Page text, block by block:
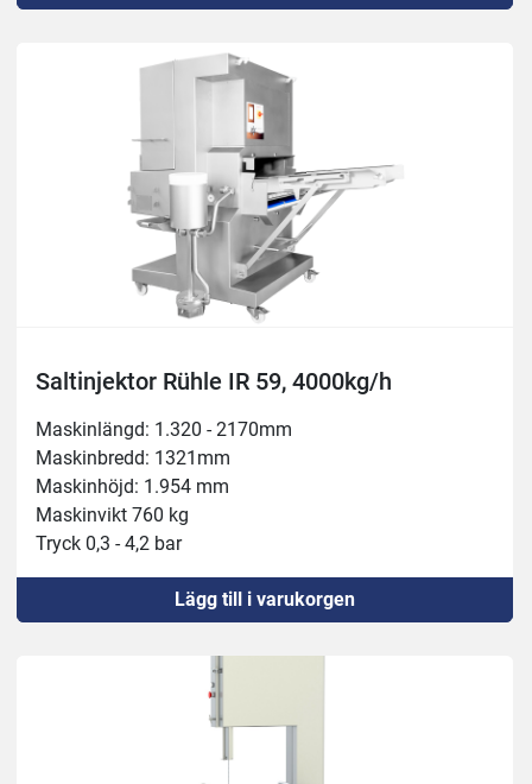
Ansluten effekt 400 V, 6,1 kW, 16 A
Bältes bredd 350 mm
Saltinjektor Rühle IR 59, 4000kg/h
Maskinlängd: 1.320 - 2170mm
Maskinbredd: 1321mm
Maskinhöjd: 1.954 mm
Maskinvikt 760 kg
Tryck 0,3 - 4,2 bar
Inloppshöjd 280 mm
Ansluten effekt 400 V, 8,5 kW, 32 A
Bälte framåtmatning 20 / 30 / 40mm
Injektionshastighet 24/48 per minut
Lägg till i varukorgen